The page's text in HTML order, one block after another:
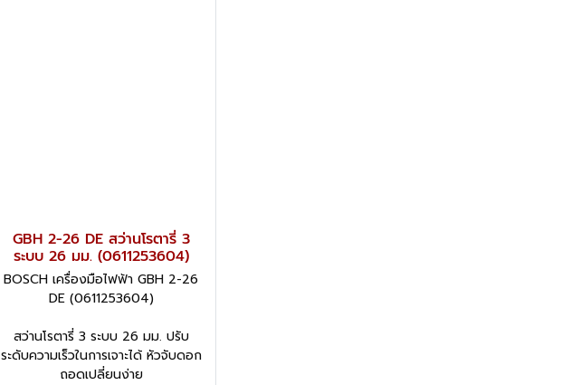
GBH 2-26 DE สว่านโรตารี่ 3
ระบบ 26 มม. (0611253604)
BOSCH เครื่องมือไฟฟ้า GBH 2-26
DE (0611253604)
สว่านโรตารี่ 3 ระบบ 26 มม. ปรับ
ระดับความเร็วในการเจาะได้ หัวจับดอก
ถอดเปลี่ยนง่าย